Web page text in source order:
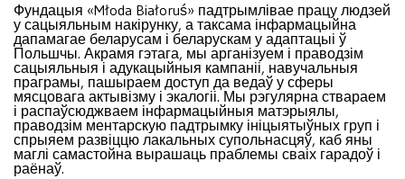
Фундацыя «Młoda Białoruś» падтрымлівае працу людзей
у сацыяльным накірунку, а таксама інфармацыйна
дапамагае беларусам і беларускам у адаптацыі ў
Польшчы. Акрамя гэтага, мы арганізуем і праводзім
сацыяльныя і адукацыйныя кампаніі, навучальныя
праграмы, пашыраем доступ да ведаў у сферы
мясцовага актывізму і экалогіі. Мы рэгулярна ствараем
і распаўсюджваем інфармацыйныя матэрыялы,
праводзім ментарскую падтрымку ініцыятыўных груп і
спрыяем развіццю лакальных супольнасцяў, каб яны
маглі самастойна вырашаць праблемы сваіх гарадоў і
раёнаў.